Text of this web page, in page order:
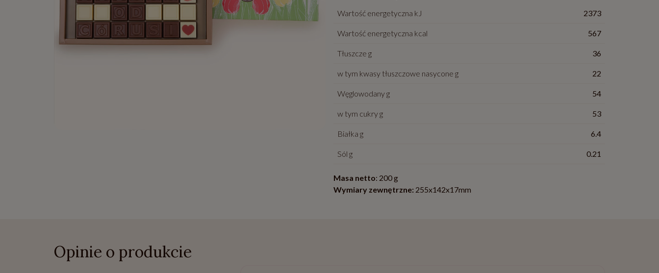
Wartość energetyczna kJ 2373
Wartość energetyczna kcal 567
Tłuszcze g 36
w tym kwasy tłuszczowe nasycone g 22
Węglowodany g 54
w tym cukry g 53
Białka g 6.4
Sól g 0.21
Masa netto: 200 g
Wymiary zewnętrzne: 255x142x17mm
Opinie o produkcie